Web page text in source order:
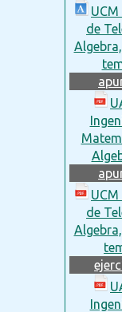
de
de